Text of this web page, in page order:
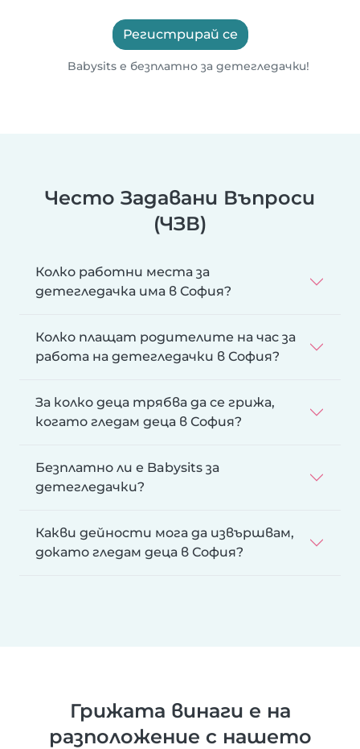
Регистрирай се
Babysits е безплатно за детегледачки!
Често Задавани Въпроси
(ЧЗВ)
Колко работни места за
детегледачка има в София?
Колко плащат родителите на час за
работа на детегледачки в София?
За колко деца трябва да се грижа,
когато гледам деца в София?
Безплатно ли е Babysits за
детегледачки?
Какви дейности мога да извършвам,
докато гледам деца в София?
Грижата винаги е на
разположение с нашето